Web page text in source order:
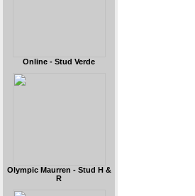
Online - Stud Verde
Olympic Maurren - Stud H &
R